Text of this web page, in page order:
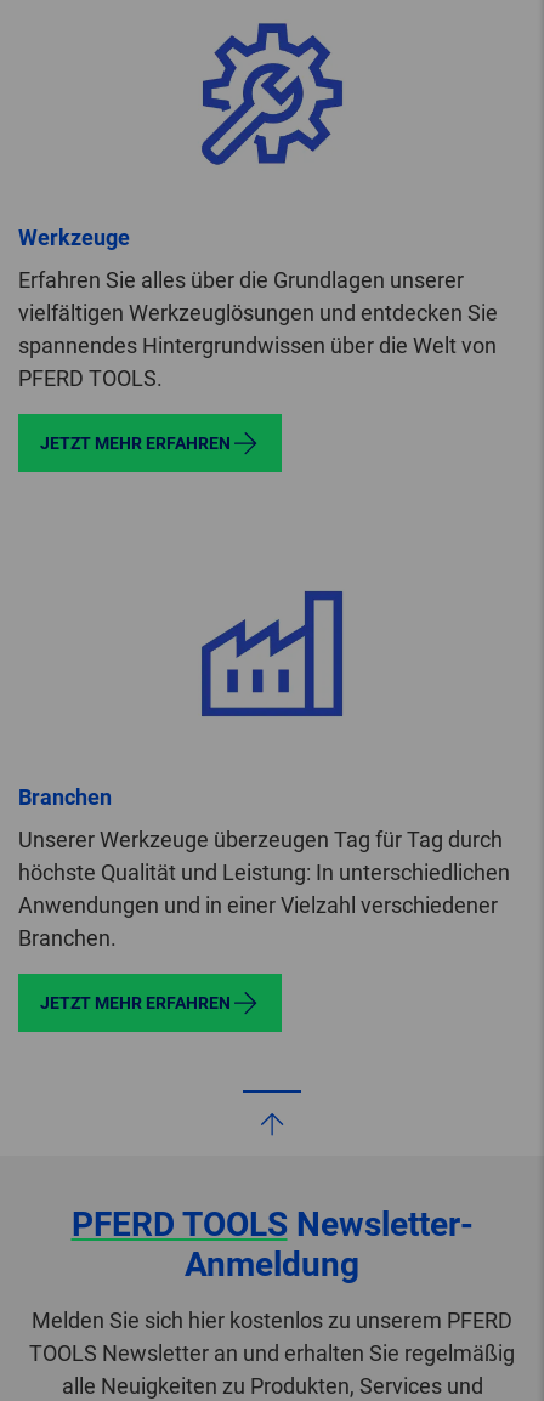
Werkzeuge
Erfahren Sie alles über die Grundlagen unserer
vielfältigen Werkzeuglösungen und entdecken Sie
spannendes Hintergrundwissen über die Welt von
PFERD TOOLS.
JETZT MEHR ERFAHREN
Branchen
Unserer Werkzeuge überzeugen Tag für Tag durch
höchste Qualität und Leistung: In unterschiedlichen
Anwendungen und in einer Vielzahl verschiedener
Branchen.
JETZT MEHR ERFAHREN
PFERD TOOLSNewsletter-
Anmeldung
Melden Sie sich hier kostenlos zu unserem PFERD
TOOLS Newsletter an und erhalten Sie regelmäßig
alle Neuigkeiten zu Produkten, Services und